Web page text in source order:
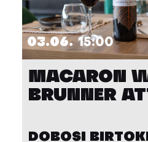
03.06. 15:00
MACARON
BRUNNER
DOBOSI